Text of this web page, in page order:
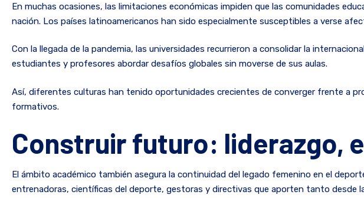
En muchas ocasiones, las limitaciones económicas impiden que las comunidades
nación. Los países latinoamericanos han sido especialmente susceptibles a verse
Con la llegada de la pandemia, las universidades recurrieron a consolidar la
estudiantes y profesores abordar desafíos globales sin moverse de sus aulas.
Así, diferentes culturas han tenido oportunidades crecientes de converger frente a
formativos.
Construir futuro: liderazgo,
El ámbito académico también asegura la continuidad del legado femenino en el
entrenadoras, científicas del deporte, gestoras y directivas que aporten tanto